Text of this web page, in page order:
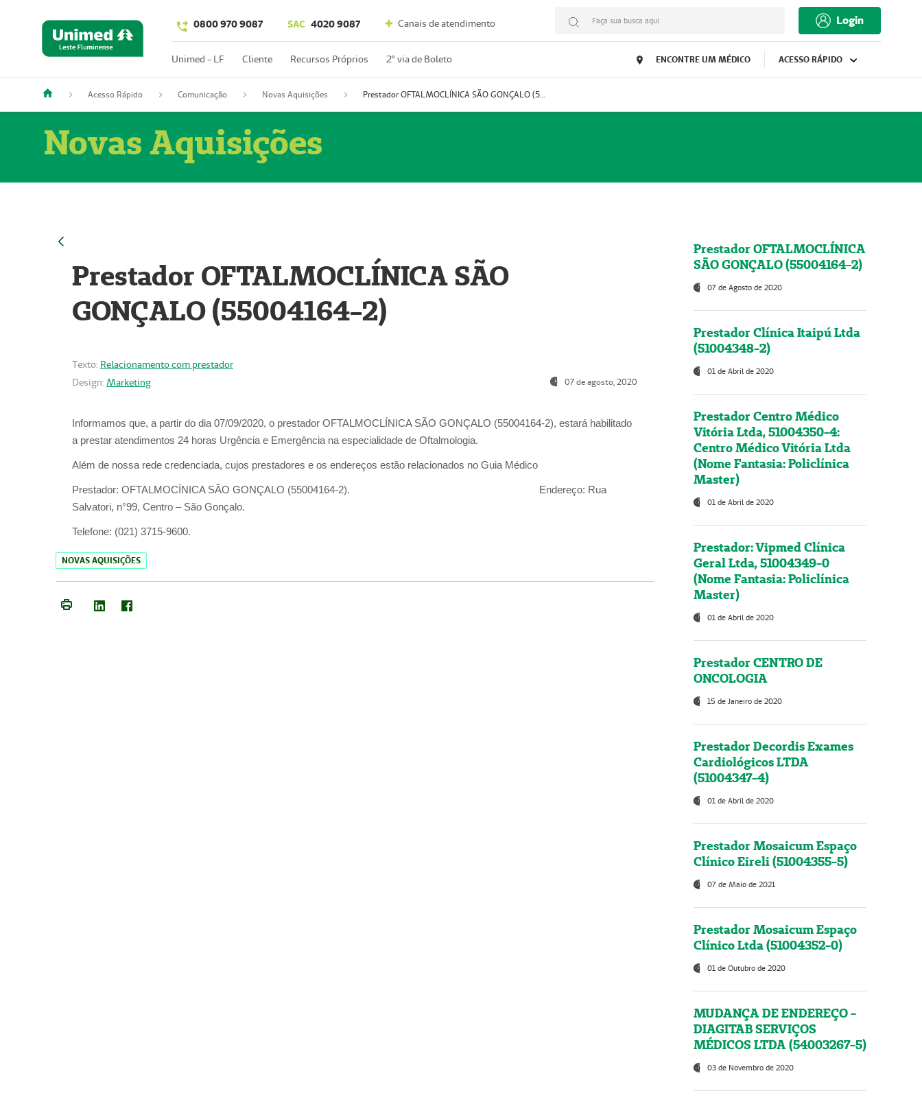
0800 970 9087 SAC 4020 9087 Canais de atendimento Faça sua busca aqui Login
Unimed - LF Cliente Recursos Próprios 2º via de Boleto ENCONTRE UM MÉDICO ACESSO RÁPIDO
Acesso Rápido Comunicação Novas Aquisições Prestador OFTALMOCLÍNICA SÃO GONÇALO (55004164-2)
Novas Aquisições
Prestador OFTALMOCLÍNICA SÃO
GONÇALO (55004164-2)
Texto: Relacionamento com prestador
Design: Marketing 07 de agosto, 2020
Informamos que, a partir do dia 07/09/2020, o prestador OFTALMOCLÍNICA SÃO GONÇALO (55004164-2), estará habilitado
a prestar atendimentos 24 horas Urgência e Emergência na especialidade de Oftalmologia.
Além de nossa rede credenciada, cujos prestadores e os endereços estão relacionados no Guia Médico
Prestador: OFTALMOCÍNICA SÃO GONÇALO (55004164-2). Endereço: Rua
Salvatori, n°99, Centro – São Gonçalo.
Telefone: (021) 3715-9600.
NOVAS AQUISIÇÕES
Prestador OFTALMOCLÍNICA
SÃO GONÇALO (55004164-2)
07 de Agosto de 2020
Prestador Clínica Itaipú Ltda
(51004348-2)
01 de Abril de 2020
Prestador Centro Médico
Vitória Ltda, 51004350-4:
Centro Médico Vitória Ltda
(Nome Fantasia: Policlínica
Master)
01 de Abril de 2020
Prestador: Vipmed Clínica
Geral Ltda, 51004349-0
(Nome Fantasia: Policlínica
Master)
01 de Abril de 2020
Prestador CENTRO DE
ONCOLOGIA
15 de Janeiro de 2020
Prestador Decordis Exames
Cardiológicos LTDA
(51004347-4)
01 de Abril de 2020
Prestador Mosaicum Espaço
Clínico Eireli (51004355-5)
07 de Maio de 2021
Prestador Mosaicum Espaço
Clínico Ltda (51004352-0)
01 de Outubro de 2020
MUDANÇA DE ENDEREÇO -
DIAGITAB SERVIÇOS
MÉDICOS LTDA (54003267-5)
03 de Novembro de 2020